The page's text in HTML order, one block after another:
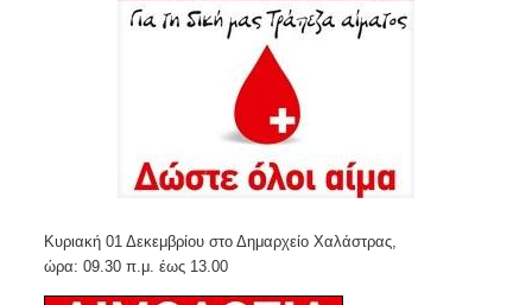
Κυριακή 01 Δεκεμβρίου στο Δημαρχείο Χαλάστρας,
ώρα: 09.30 π.μ. έως 13.00